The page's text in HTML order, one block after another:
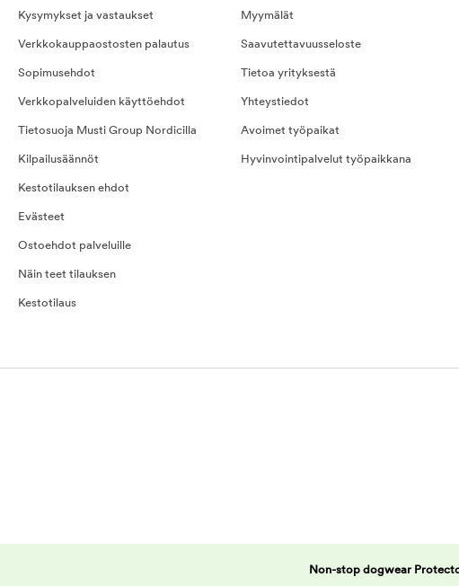
Kysymykset ja vastaukset
Verkkokauppaostosten palautus
Sopimusehdot
Verkkopalveluiden käyttöehdot
Tietosuoja Musti Group Nordicilla
Kilpailusäännöt
Kestotilauksen ehdot
Evästeet
Ostoehdot palveluille
Näin teet tilauksen
Kestotilaus
Myymälät
Saavutettavuusseloste
Tietoa yrityksestä
Yhteystiedot
Avoimet työpaikat
Hyvinvointipalvelut työpaikkana
Non-stop dogwear